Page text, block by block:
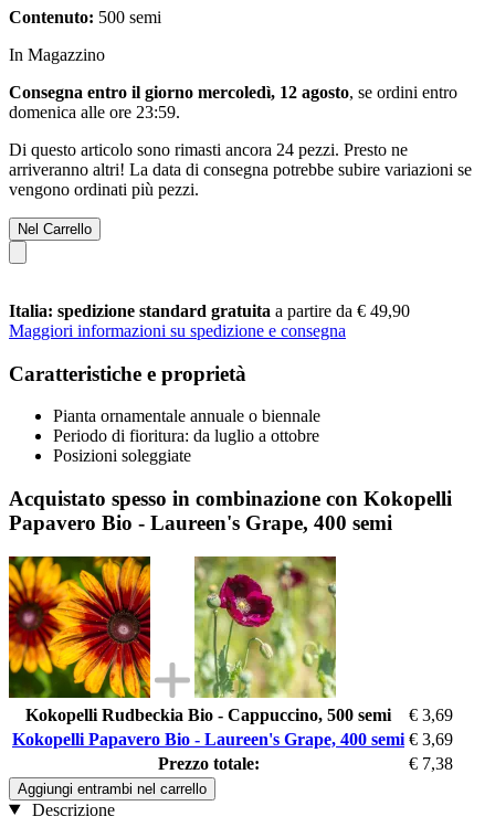
Contenuto: 500 semi
In Magazzino
Consegna entro il giorno mercoledì, 12 agosto, se ordini entro
domenica alle ore 23:59.
Di questo articolo sono rimasti ancora 24 pezzi. Presto ne
arriveranno altri! La data di consegna potrebbe subire variazioni se
vengono ordinati più pezzi.
Nel Carrello
Italia: spedizione standard gratuita a partire da € 49,90
Maggiori informazioni su spedizione e consegna
Caratteristiche e proprietà
Pianta ornamentale annuale o biennale
Periodo di fioritura: da luglio a ottobre
Posizioni soleggiate
Acquistato spesso in combinazione con Kokopelli
Papavero Bio - Laureen's Grape, 400 semi
Kokopelli Rudbeckia Bio - Cappuccino, 500 semi
€ 3,69
Kokopelli Papavero Bio - Laureen's Grape, 400 semi € 3,69
Prezzo totale:
€ 7,38
Aggiungi entrambi nel carrello
Descrizione